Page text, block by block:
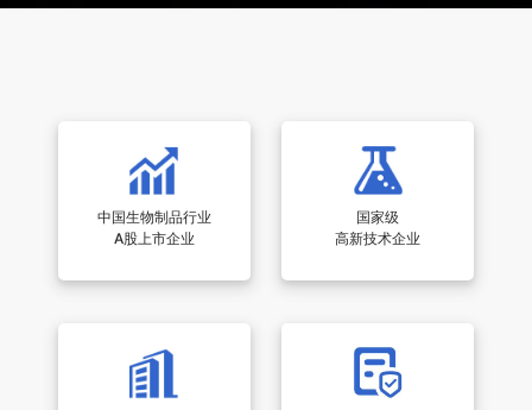
中国生物制品行业
A股上市企业
国家级
高新技术企业